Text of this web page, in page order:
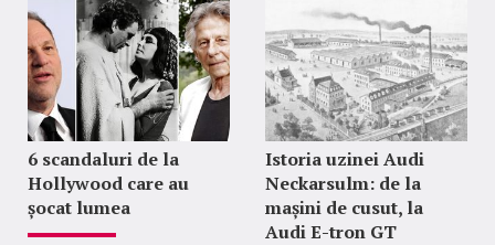
6 scandaluri de la
Hollywood care au
șocat lumea
Istoria uzinei Audi
Neckarsulm: de la
mașini de cusut, la
Audi E-tron GT